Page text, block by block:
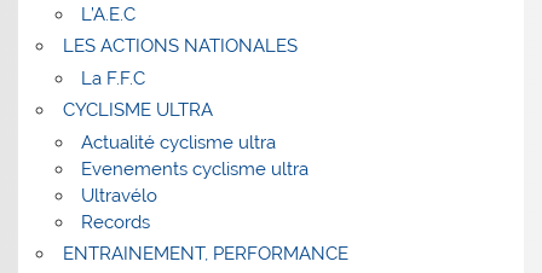
L’A.E.C
LES ACTIONS NATIONALES
La F.F.C
CYCLISME ULTRA
Actualité cyclisme ultra
Evenements cyclisme ultra
Ultravélo
Records
ENTRAINEMENT, PERFORMANCE